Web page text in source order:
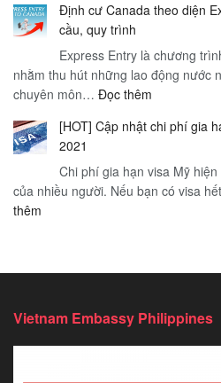
tầm
quan
trọng
Định cư Canada theo diện
cầu, quy trình
Express Entry là chương
nhằm thu hút những lao động nước
chuyên môn… Đọc thêm
cư
theo
diện
tượng,
quy
trình
[HOT] Cập nhật chi phí gia
2021
Chi phí gia hạn visa Mỹ
của nhiều người. Nếu bạn có visa
thêm
gia
hạn
Vietnam Embassy Philippines